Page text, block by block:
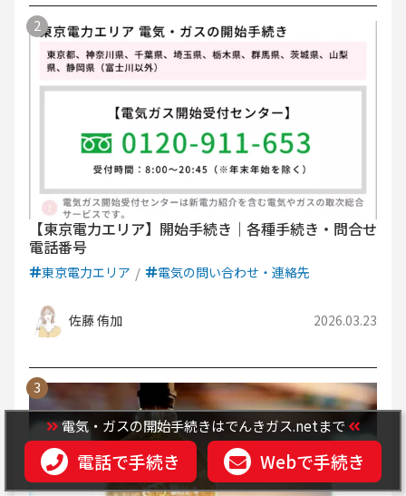
【東京電力エリア】開始手続き｜各種手続き・問合せ
電話番号
東京電力エリア 電気の問い合わせ・連絡先
佐藤 侑加 2026.03.23
電気・ガスの開始手続きはでんきガス.netまで
電話で手続き Webで手続き